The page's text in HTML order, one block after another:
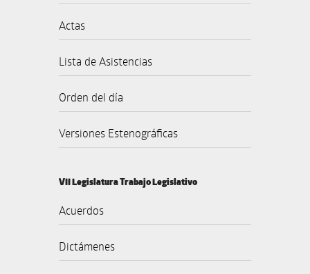
Actas
Lista de Asistencias
Orden del día
Versiones Estenográficas
VII Legislatura Trabajo Legislativo
Acuerdos
Dictámenes